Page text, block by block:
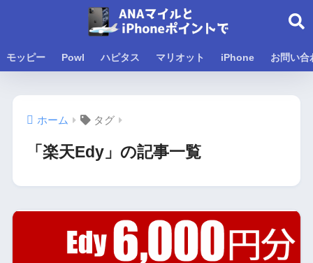
モッピー Powl ハピタス マリオット iPhone お問い合
ホーム タグ
「楽天Edy」の記事一覧